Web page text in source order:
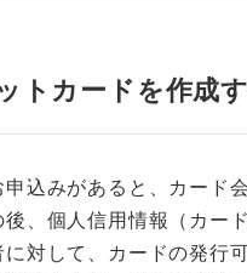
トカードを作成
込みがあると、カード
、個人信用情報（カー
に対して、カードの発行